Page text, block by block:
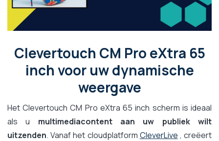
Clevertouch CM Pro eXtra 65
inch voor uw dynamische
weergave
Het Clevertouch CM Pro eXtra 65 inch scherm is ideaal
als u multimediacontent aan uw publiek wilt
uitzenden. Vanaf het cloudplatform CleverLive , creëert